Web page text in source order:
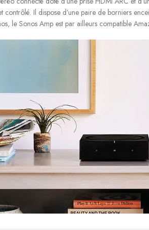
Il dispose d’une paire de borniers
le Sonos Amp est par ailleurs compatible